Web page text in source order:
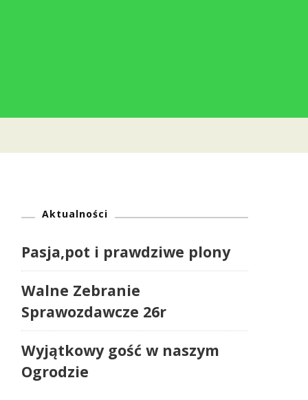
Aktualności
Pasja,pot i prawdziwe plony
Walne Zebranie
Sprawozdawcze 26r
Wyjątkowy gość w naszym
Ogrodzie